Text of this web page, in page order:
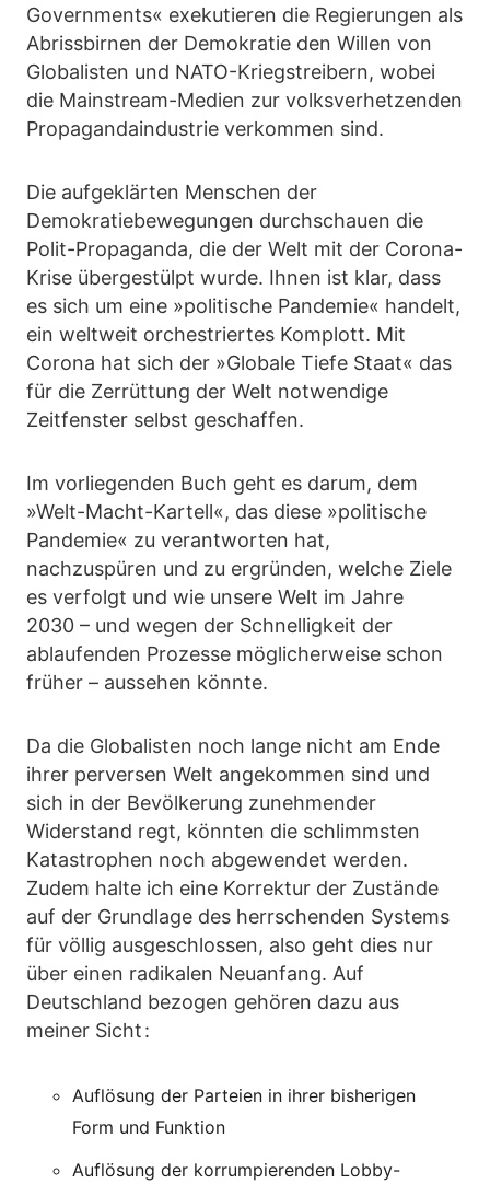
Governments« exekutieren die Regierungen als
Abrissbirnen der Demokratie den Willen von
Globalisten und NATO-Kriegstreibern, wobei
die Mainstream-Medien zur volksverhetzenden
Propagandaindustrie verkommen sind.
Die aufgeklärten Menschen der
Demokratiebewegungen durchschauen die
Polit-Propaganda, die der Welt mit der Corona-
Krise übergestülpt wurde. Ihnen ist klar, dass
es sich um eine »politische Pandemie« handelt,
ein weltweit orchestriertes Komplott. Mit
Corona hat sich der »Globale Tiefe Staat« das
für die Zerrüttung der Welt notwendige
Zeitfenster selbst geschaffen.
Im vorliegenden Buch geht es darum, dem
»Welt-Macht-Kartell«, das diese »politische
Pandemie« zu verantworten hat,
nachzuspüren und zu ergründen, welche Ziele
es verfolgt und wie unsere Welt im Jahre
2030 – und wegen der Schnelligkeit der
ablaufenden Prozesse möglicherweise schon
früher – aussehen könnte.
Da die Globalisten noch lange nicht am Ende
ihrer perversen Welt angekommen sind und
sich in der Bevölkerung zunehmender
Widerstand regt, könnten die schlimmsten
Katastrophen noch abgewendet werden.
Zudem halte ich eine Korrektur der Zustände
auf der Grundlage des herrschenden Systems
für völlig ausgeschlossen, also geht dies nur
über einen radikalen Neuanfang. Auf
Deutschland bezogen gehören dazu aus
meiner Sicht :
Auflösung der Parteien in ihrer bisherigen
Form und Funktion
Auflösung der korrumpierenden Lobby-